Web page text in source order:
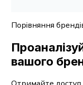
Порівняння
вашого